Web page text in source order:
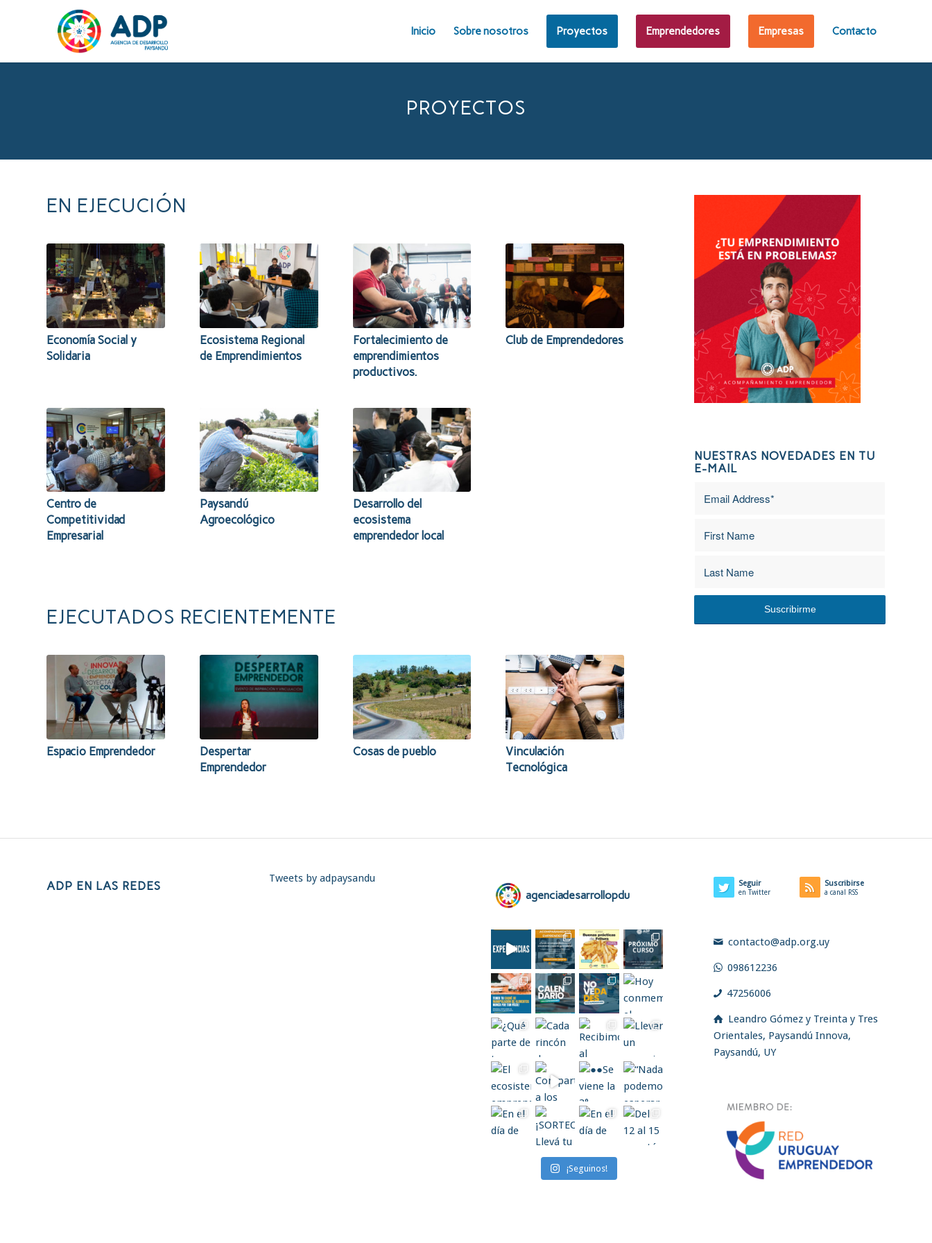
Inicio Sobre nosotros Proyectos Emprendedores Empresas Contacto
PROYECTOS
EN EJECUCIÓN
Economía Social y
Solidaria
Ecosistema Regional
de Emprendimientos
Fortalecimiento de
emprendimientos
productivos.
Club de Emprendedores
Centro de
Competitividad
Empresarial
Paysandú
Agroecológico
Desarrollo del
ecosistema
emprendedor local
EJECUTADOS RECIENTEMENTE
Espacio Emprendedor
Despertar
Emprendedor
Cosas de pueblo
Vinculación
Tecnológica
NUESTRAS NOVEDADES EN TU
E-MAIL
ADP EN LAS REDES
Tweets by adpaysandu
agenciadesarrollopdu
¡Seguinos!
Seguir
en Twitter
Suscribirse
a canal RSS
contacto@adp.org.uy
098612236
47256006
Leandro Gómez y Treinta y Tres
Orientales, Paysandú Innova,
Paysandú, UY